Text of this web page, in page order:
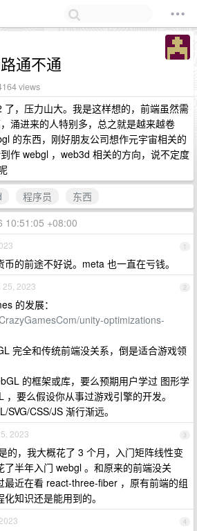
通不通
views
，压力山大。我是这样想的，前端虽然需
涌进来的人特别多，总之就是越来越卷
的东西，刚好朋友公司想作元宇宙相关的
作 webgl ，web3d 相关的方向，说不定度
程序员
东西
10:51:05 +08:00
1
的前途不好说。meta 也一直在亏钱。
2
25, 2023
的发展：
unity-optimizations-
完全和传统前端没关系，倒是适合游戏领
的框架或库，要么预期用户学过 图形学
要么假设你从事过游戏引擎的开发。
SVG/CSS/JS 渐行渐远。
3
2023
的，我大概花了 3 个月，入门矩阵线性变
了半年入门 webgl 。和原来的前端没关
最近在看 react-three-fiber ，原有前端的组
知识还是能用到的。
4